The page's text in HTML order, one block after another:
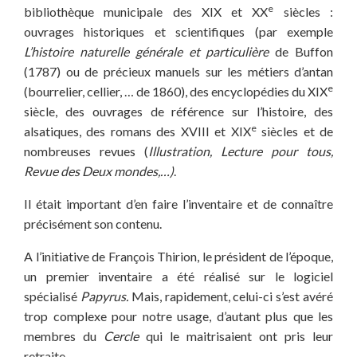
bibliothèque municipale des XIX et XXe
siècles :
ouvrages historiques et scientifiques (par exemple
L’histoire naturelle générale et particulièrede Buffon
(1787) ou de précieux manuels sur les métiers d’antan
(bourrelier, cellier, … de 1860), des encyclopédies du XIXe
siècle, des ouvrages de référence sur l’histoire, des
alsatiques, des romans des XVIII et XIXesiècles et de
nombreuses revues (Illustration, Lecture pour tous,
Revue des Deux mondes,…).
Il était important d’en faire l’inventaire et de connaître
précisément son contenu.
A l’initiative de François Thirion, le président de l’époque,
un premier inventaire a été réalisé sur le logiciel
spécialisé Papyrus. Mais, rapidement, celui-ci s’est avéré
trop complexe pour notre usage, d’autant plus que les
membres du Cercle qui le maitrisaient ont pris leur